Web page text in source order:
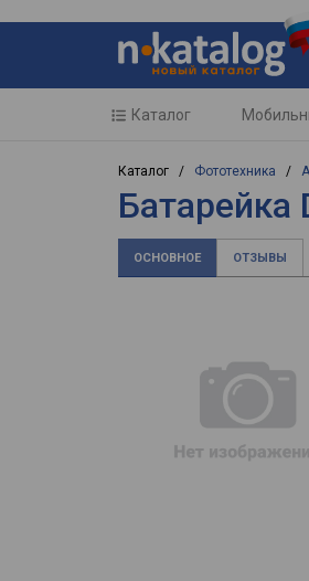
Каталог
Каталог / Фототехника /
Батарейка
ОСНОВНОЕ ОТЗЫВЫ